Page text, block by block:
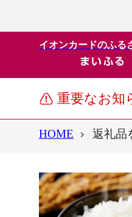
イオンカードのふる
重要なお知
HOME 返礼品